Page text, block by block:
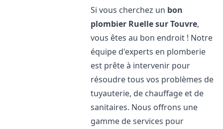
Si vous cherchez un bon
plombier Ruelle sur Touvre,
vous êtes au bon endroit ! Notre
équipe d'experts en plomberie
est prête à intervenir pour
résoudre tous vos problèmes de
tuyauterie, de chauffage et de
sanitaires. Nous offrons une
gamme de services pour